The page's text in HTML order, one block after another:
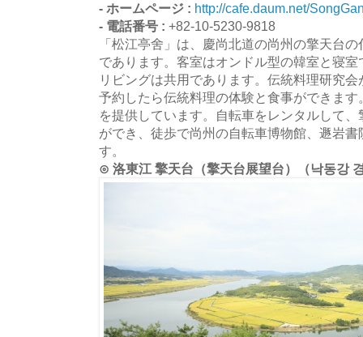
- ホームページ : http://cafe.daum.net/
- 電話番号 : +82-10-5230-9818
「松江亭舍」は、慶尚北道の尚州の擎天台
であります。客室はオンドル型の韓室と寝
リビングは共用であります。伝統料理研究
予約したら伝統料理の体験と食事ができま
を提供しています。自転車をレンタルして
ができ、徒歩で尚州の自転車博物館、遯岩
す。
⊙ 洛東江 擎天台（擎天台展望台）（낙동강